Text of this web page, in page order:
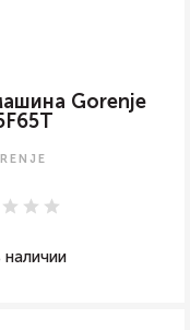
Gorenje